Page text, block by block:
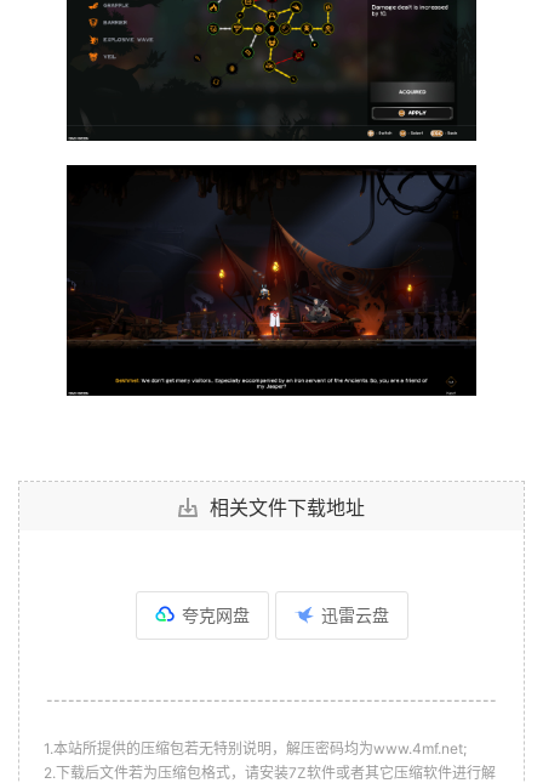
相关文件下载地址
夸克网盘 迅雷云盘
--------------------------------------------------------------
1.本站所提供的压缩包若无特别说明，解压密码均为www.4mf.net;
2.下载后文件若为压缩包格式，请安装7Z软件或者其它压缩软件进行解